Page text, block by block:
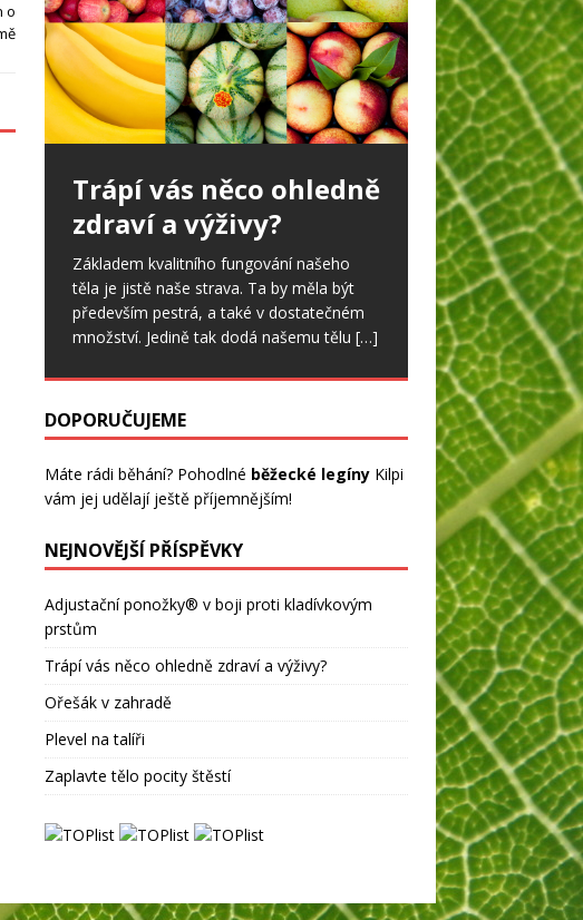
o
Trápí vás něco ohledně
zdraví a výživy?
Základem kvalitního fungování našeho
těla je jistě naše strava. Ta by měla být
především pestrá, a také v dostatečném
množství. Jedině tak dodá našemu tělu […]
DOPORUČUJEME
Máte rádi běhání? Pohodlné běžecké legínyKilpi
vám jej udělají ještě příjemnějším!
NEJNOVĚJŠÍ PŘÍSPĚVKY
Adjustační ponožky® v boji proti kladívkovým
prstům
Trápí vás něco ohledně zdraví a výživy?
Ořešák v zahradě
Plevel na talíři
Zaplavte tělo pocity štěstí